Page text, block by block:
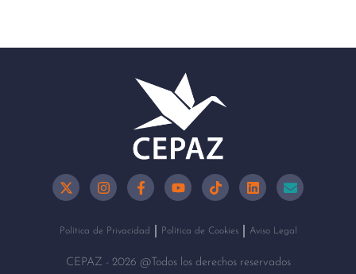
Política de Privacidad Política de Cookies Aviso Legal
CEPAZ - 2026 @Todos los derechos reservados